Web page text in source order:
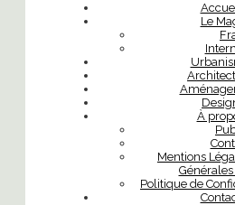
Le
À
Mentions
Politique de